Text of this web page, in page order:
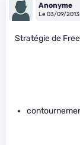
Anonyme
Le 03/09/2013
Stratégie de